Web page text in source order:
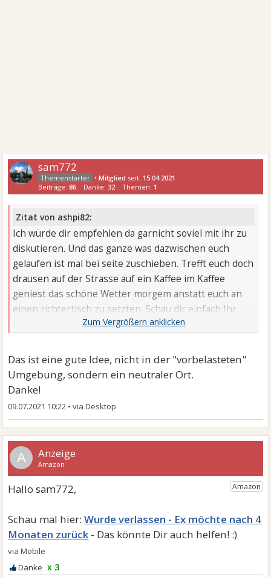
sam772
•Mitglied seit: 15.04.2021
Beiträge:86 Danke:32 Themen: 1
Zitat von ashpi82:
Ich würde dir empfehlen da garnicht soviel mit ihr zu
diskutieren. Und das ganze was dazwischen euch
gelaufen ist mal bei seite zuschieben. Trefft euch doch
drausen auf der Strasse auf ein Kaffee im Kaffee
geniest das schöne Wetter morgem anstatt euch an
einen richtertisch zu setzten. Schau dir einfach Ihr
Das ist eine gute Idee, nicht in der "vorbelasteten"
Umgebung, sondern ein neutraler Ort.
Danke!
09.07.2021 10:22 •
A
Wurde verlassen - Ex möchte nach 4
Monaten zurück
x 3